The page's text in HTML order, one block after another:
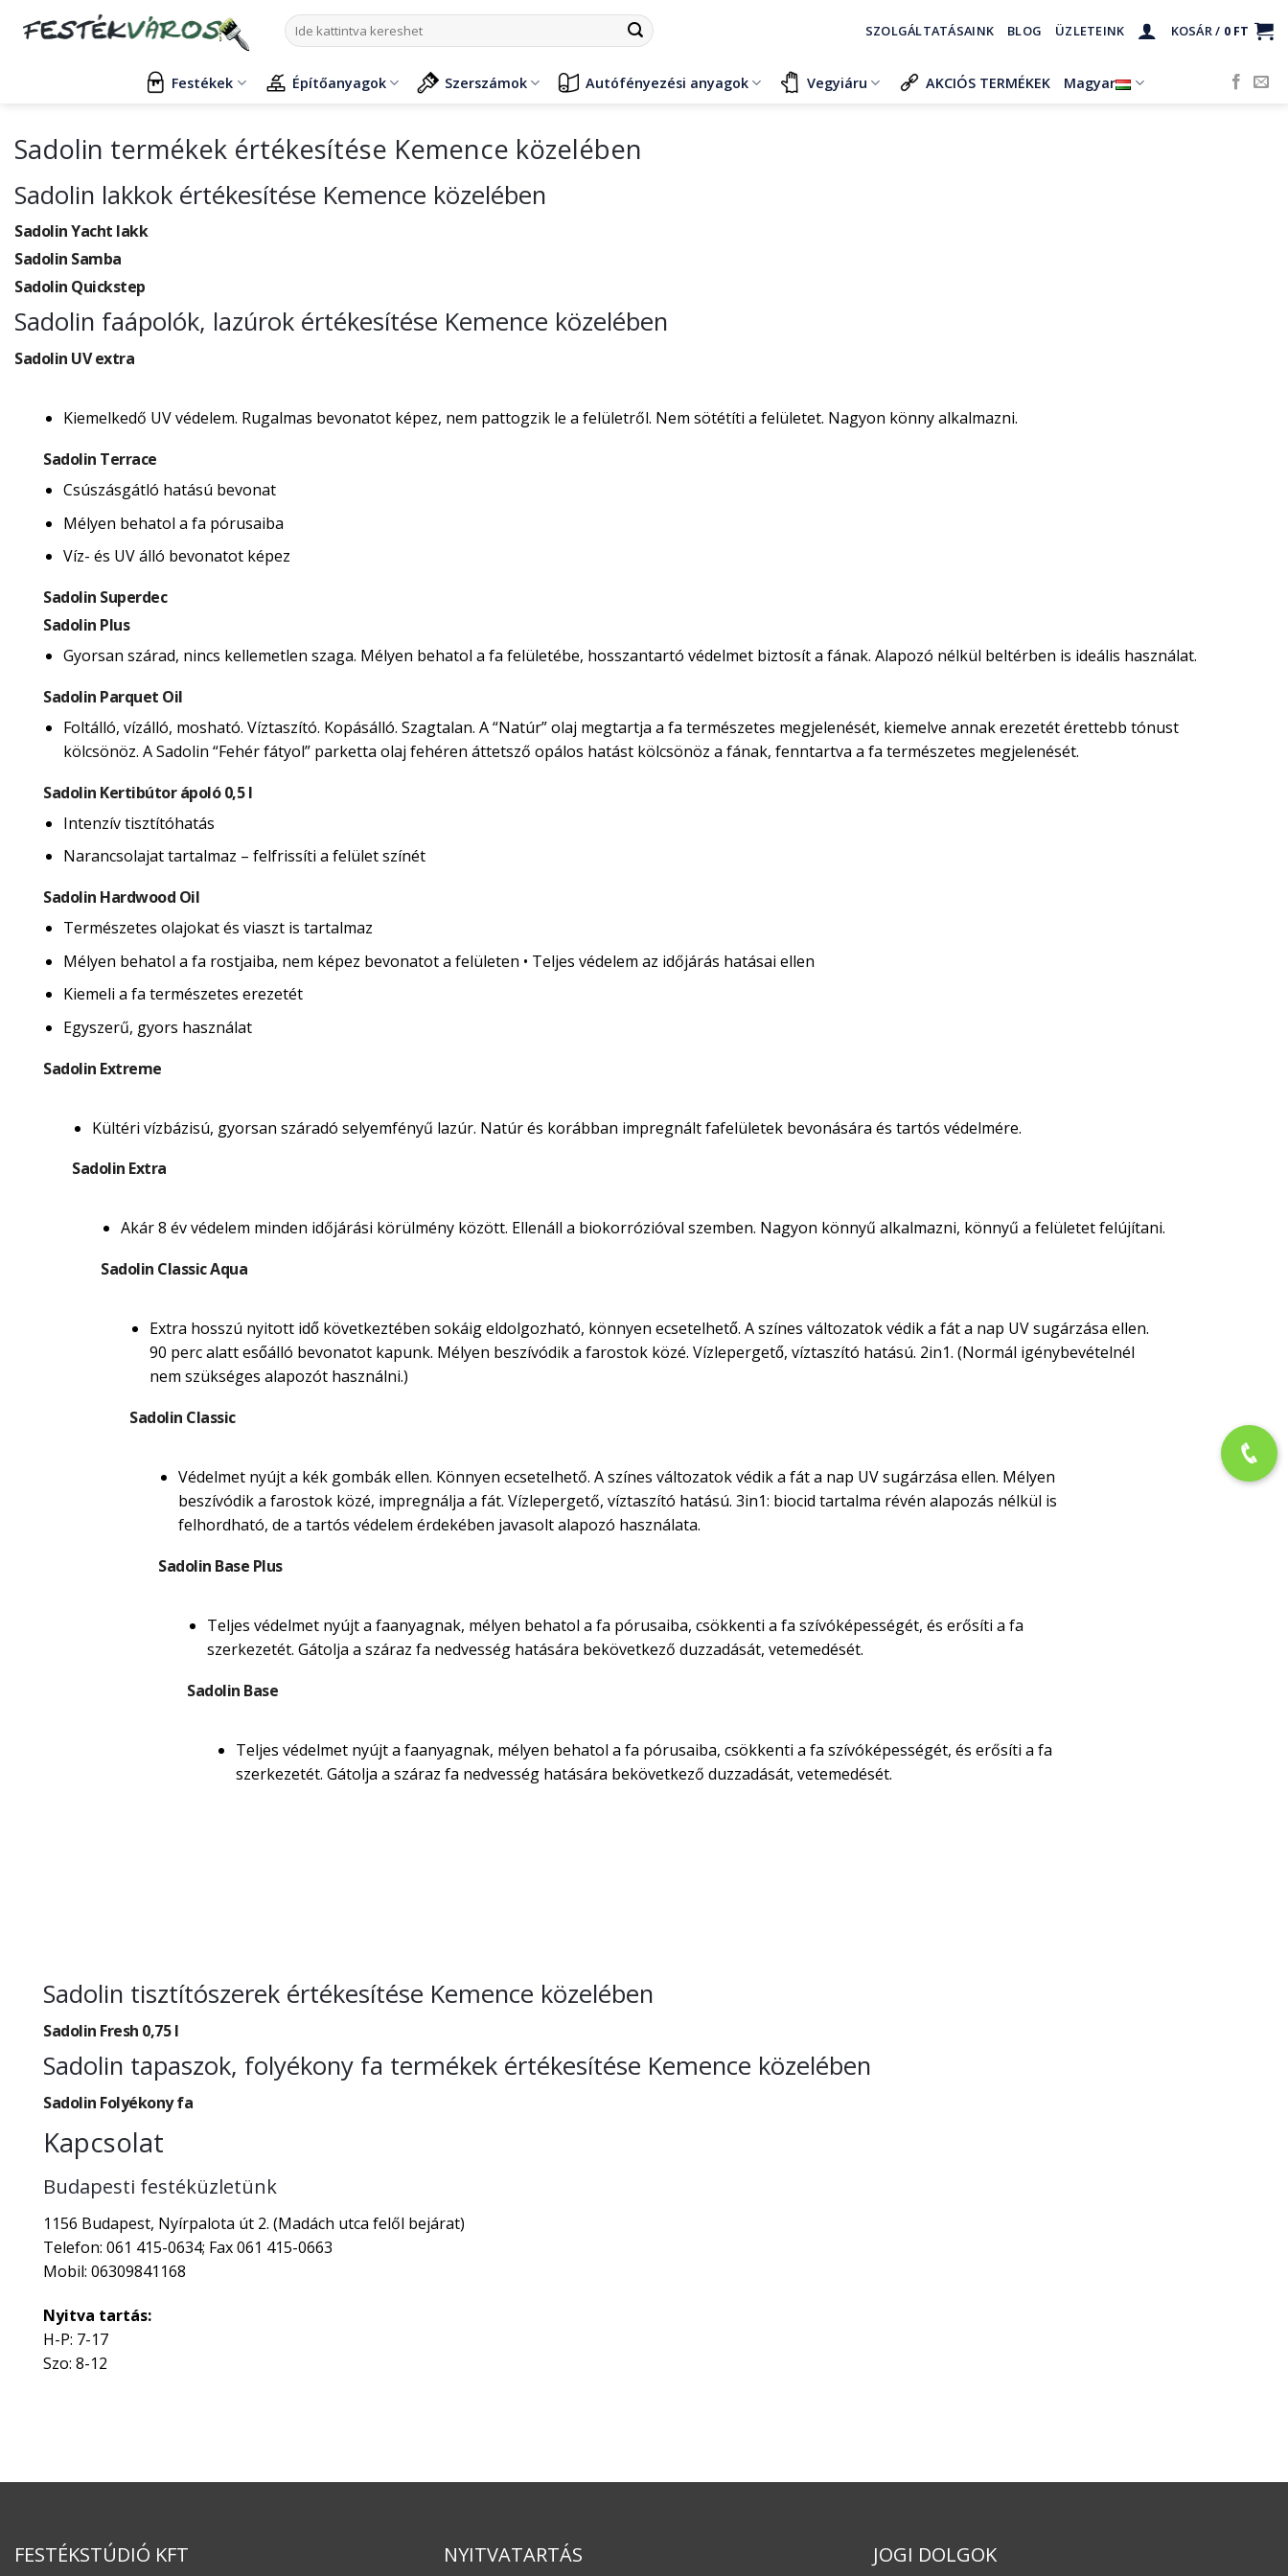
Keresés
a
SZOLGÁLTATÁSAINK BLOG ÜZLETEINK KOSÁR / 0 FT
Festékek Építőanyagok Szerszámok Autófényezési anyagok Vegyiáru AKCIÓS TERMÉKEK Magyar
Sadolin termékek értékesítése Kemence közelében
Sadolin lakkok értékesítése Kemence közelében
Sadolin Yacht lakk
Sadolin Samba
Sadolin Quickstep
Sadolin faápolók, lazúrok értékesítése Kemence közelében
Sadolin UV extra
Kiemelkedő UV védelem. Rugalmas bevonatot képez, nem pattogzik le a felületről. Nem sötétíti a felületet. Nagyon könny alkalmazni.
Sadolin Terrace
Csúszásgátló hatású bevonat
Mélyen behatol a fa pórusaiba
Víz- és UV álló bevonatot képez
Sadolin Superdec
Sadolin Plus
Gyorsan szárad, nincs kellemetlen szaga. Mélyen behatol a fa felületébe, hosszantartó védelmet biztosít a fának. Alapozó nélkül beltérben is ideális használat.
Sadolin Parquet Oil
Foltálló, vízálló, mosható. Víztaszító. Kopásálló. Szagtalan. A “Natúr” olaj megtartja a fa természetes megjelenését, kiemelve annak erezetét érettebb tónust
kölcsönöz. A Sadolin “Fehér fátyol” parketta olaj fehéren áttetsző opálos hatást kölcsönöz a fának, fenntartva a fa természetes megjelenését.
Sadolin Kertibútor ápoló 0,5 l
Intenzív tisztítóhatás
Narancsolajat tartalmaz – felfrissíti a felület színét
Sadolin Hardwood Oil
Természetes olajokat és viaszt is tartalmaz
Mélyen behatol a fa rostjaiba, nem képez bevonatot a felületen • Teljes védelem az időjárás hatásai ellen
Kiemeli a fa természetes erezetét
Egyszerű, gyors használat
Sadolin Extreme
Kültéri vízbázisú, gyorsan száradó selyemfényű lazúr. Natúr és korábban impregnált fafelületek bevonására és tartós védelmére.
Sadolin Extra
Akár 8 év védelem minden időjárási körülmény között. Ellenáll a biokorrózióval szemben. Nagyon könnyű alkalmazni, könnyű a felületet felújítani.
Sadolin Classic Aqua
Extra hosszú nyitott idő következtében sokáig eldolgozható, könnyen ecsetelhető. A színes változatok védik a fát a nap UV sugárzása ellen.
90 perc alatt esőálló bevonatot kapunk. Mélyen beszívódik a farostok közé. Vízlepergető, víztaszító hatású. 2in1. (Normál igénybevételnél
nem szükséges alapozót használni.)
Sadolin Classic
Védelmet nyújt a kék gombák ellen. Könnyen ecsetelhető. A színes változatok védik a fát a nap UV sugárzása ellen. Mélyen
beszívódik a farostok közé, impregnálja a fát. Vízlepergető, víztaszító hatású. 3in1: biocid tartalma révén alapozás nélkül is
felhordható, de a tartós védelem érdekében javasolt alapozó használata.
Sadolin Base Plus
Teljes védelmet nyújt a faanyagnak, mélyen behatol a fa pórusaiba, csökkenti a fa szívóképességét, és erősíti a fa
szerkezetét. Gátolja a száraz fa nedvesség hatására bekövetkező duzzadását, vetemedését.
Sadolin Base
Teljes védelmet nyújt a faanyagnak, mélyen behatol a fa pórusaiba, csökkenti a fa szívóképességét, és erősíti a fa
szerkezetét. Gátolja a száraz fa nedvesség hatására bekövetkező duzzadását, vetemedését.
Sadolin tisztítószerek értékesítése Kemence közelében
Sadolin Fresh 0,75 l
Sadolin tapaszok, folyékony fa termékek értékesítése Kemence közelében
Sadolin Folyékony fa
Kapcsolat
Budapesti festéküzletünk
1156 Budapest, Nyírpalota út 2. (Madách utca felől bejárat)
Telefon: 061 415-0634; Fax 061 415-0663
Mobil: 06309841168
Nyitva tartás:
H-P: 7-17
Szo: 8-12
FESTÉKSTÚDIÓ KFT NYITVATARTÁS JOGI DOLGOK